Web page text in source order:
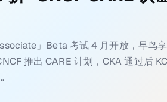
但从零开始的同学更建议直接备考
— Microsoft Certification
钱
」Beta 考试 4 月开放，早鸟
推出 CARE 计划，CKA 通过后